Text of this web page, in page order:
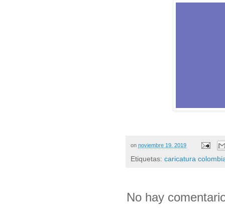
on noviembre 19, 2019
Etiquetas: caricatura
No hay